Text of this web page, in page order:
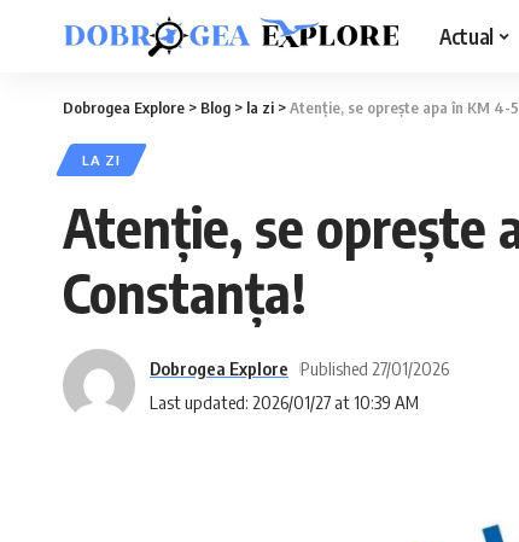
Actual
Dobrogea Explore > Blog > la zi >Atenție, se oprește apa în KM 4-
LA ZI
Atenție, se oprește
Constanța!
Last updated: 2026/01/27 at 10:39 AM
Dobrogea Explore Published 27/01/2026